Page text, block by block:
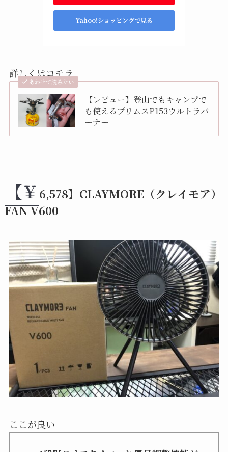
Yahoo!ショッピングで見る
詳しくはコチラ
あわせて読みたい
【レビュー】登山でもキャンプで
も使えるプリムスP153ウルトラバ
ーナー
【￥ 6,578】CLAYMORE（クレイモア）
FAN V600
ここが良い